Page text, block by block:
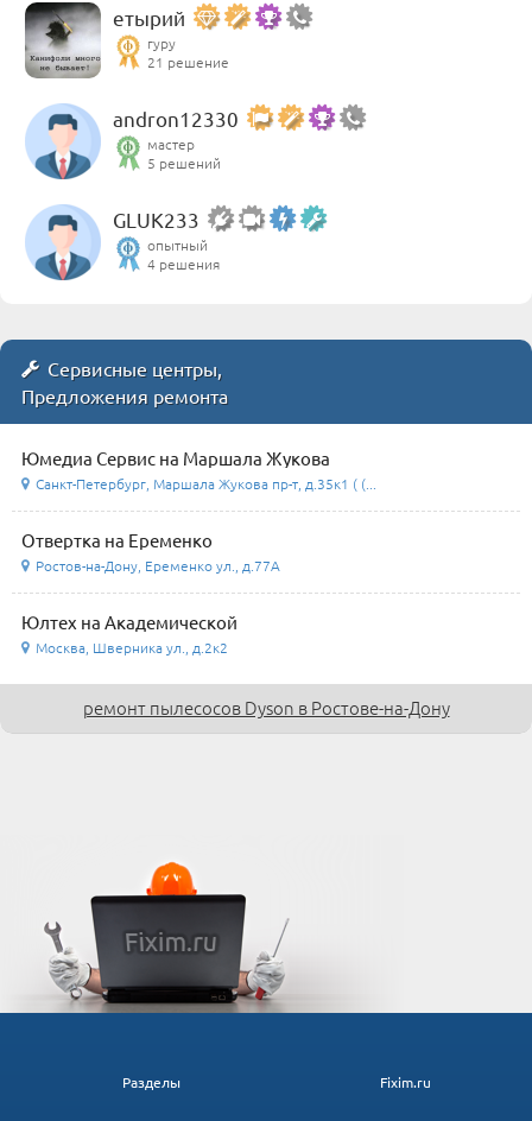
етырий
гуру
21 решение
andron12330
мастер
5 решений
GLUK233
опытный
4 решения
Сервисные центры,
Предложения ремонта
Юмедиа Сервис на Маршала Жукова
Санкт-Петербург, Маршала Жукова пр-т, д.35к1 ( (...
Отвертка на Еременко
Ростов-на-Дону, Еременко ул., д.77А
Юлтех на Академической
Москва, Шверника ул., д.2к2
ремонт пылесосов Dyson в Ростове-на-Дону
Fixim.ru
Разделы